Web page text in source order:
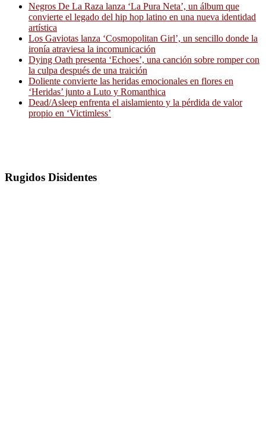
Negros De La Raza lanza ‘La Pura Neta’, un álbum que
convierte el legado del hip hop latino en una nueva identidad
artística
Los Gaviotas lanza ‘Cosmopolitan Girl’, un sencillo donde la
ironía atraviesa la incomunicación
Dying Oath presenta ‘Echoes’, una canción sobre romper con
la culpa después de una traición
Doliente convierte las heridas emocionales en flores en
‘Heridas’ junto a Luto y Romanthica
Dead/Asleep enfrenta el aislamiento y la pérdida de valor
propio en ‘Victimless’
Rugidos Disidentes